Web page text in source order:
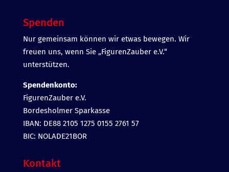
Spenden
Nur gemeinsam können wir etwas bewegen. Wir
freuen uns, wenn Sie „FigurenZauber e.V.“
unterstützen.
Spendenkonto:
FigurenZauber e.V.
Bordesholmer Sparkasse
IBAN: DE88 2105 1275 0155 2761 57
BIC: NOLADE21BOR
Kontakt